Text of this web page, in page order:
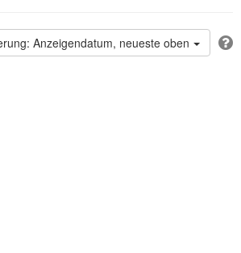
Anzeigendatum, neueste oben